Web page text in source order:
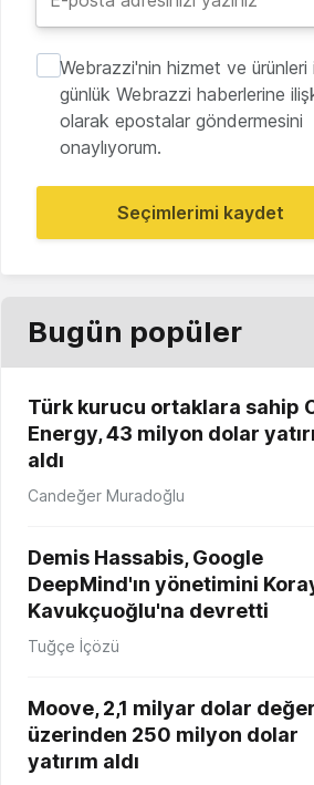
Webrazzi'nin hizmet ve ürünleri
günlük Webrazzi haberlerine
olarak epostalar göndermesini
onaylıyorum.
Seçimlerimi kaydet
Bugün popüler
Türk kurucu ortaklara sahip
Energy, 43 milyon dolar
aldı
Candeğer Muradoğlu
Demis Hassabis, Google
DeepMind'ın yönetimini
Kavukçuoğlu'na devretti
Tuğçe İçözü
Moove, 2,1 milyar dolar
üzerinden 250 milyon dolar
yatırım aldı